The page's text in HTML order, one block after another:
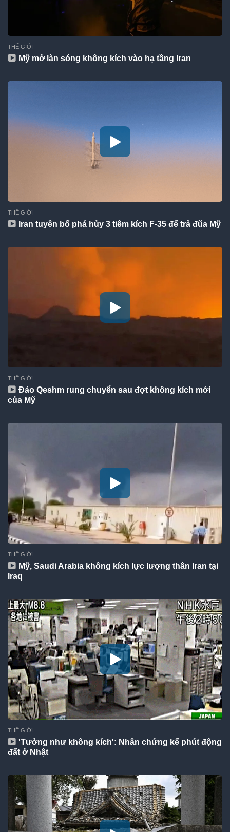
THẾ GIỚI
Mỹ mở làn sóng không kích vào hạ tầng Iran
THẾ GIỚI
Iran tuyên bố phá hủy 3 tiêm kích F-35 để trả đũa Mỹ
THẾ GIỚI
Đảo Qeshm rung chuyển sau đợt không kích mới
của Mỹ
THẾ GIỚI
Mỹ, Saudi Arabia không kích lực lượng thân Iran tại
Iraq
THẾ GIỚI
'Tưởng như không kích': Nhân chứng kể phút động
đất ở Nhật